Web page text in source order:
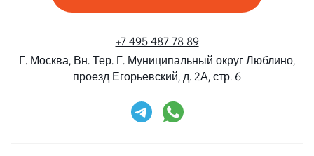
+7 495 487 78 89
Г. Москва, Вн. Тер. Г. Муниципальный округ Люблино,
проезд Егорьевский, д. 2А, стр. 6